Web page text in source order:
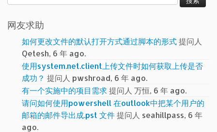
索：
网友求助
如何更改文件的默认打开方式通过脚本的形式提问人
Qetesh, 6 年 ago.
使用system.net.client上传文件时如何获取上传是否
成功？ 提问人 pwshroad, 6 年 ago.
有一个实施中的项目需求提问人 万恒, 6 年 ago.
请问如何使用powershell 在outlook中把某个用户的
邮箱的邮件导出成.pst 文件提问人 seahillpass, 6 年
ago.